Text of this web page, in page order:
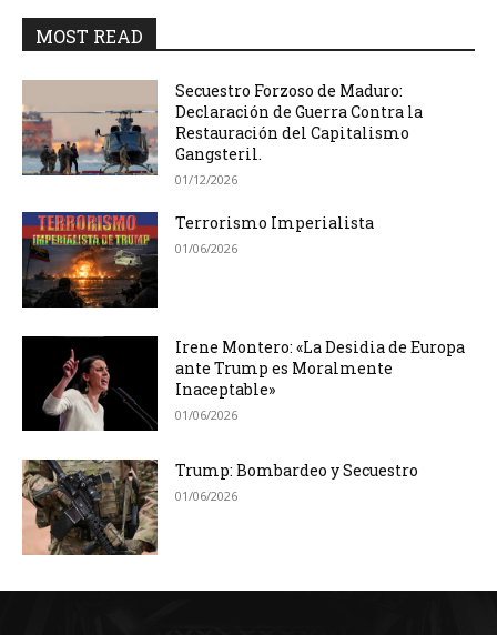
MOST READ
Secuestro Forzoso de Maduro:
Declaración de Guerra Contra la
Restauración del Capitalismo
Gangsteril.
01/12/2026
Terrorismo Imperialista
01/06/2026
Irene Montero: «La Desidia de Europa
ante Trump es Moralmente
Inaceptable»
01/06/2026
Trump: Bombardeo y Secuestro
01/06/2026